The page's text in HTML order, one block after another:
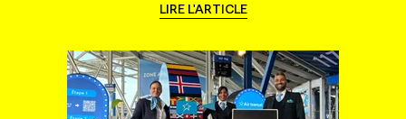
LIRE L'ARTICLE